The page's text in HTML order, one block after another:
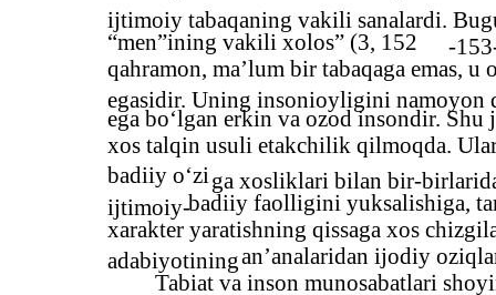
ijtimoiy tabaqaning vakili sanalardi.
“men”ining vakili xolos” (3, 152
-
qahramon, ma’lum bir tabaqaga emas,
egasidir. Uning insonioyligini namoyon
ega bo‘lgan erkin va ozod insondir.
xos talqin usuli etakchilik qilmoqda.
badiiy o‘ziga xosliklari bilan bir-
ijtimoiy-badiiy faolligini yuksalishiga,
xarakter yaratishning qissaga xos
adabiyotiningan’analaridan ijodiy
Tabiat va inson munosabatlari